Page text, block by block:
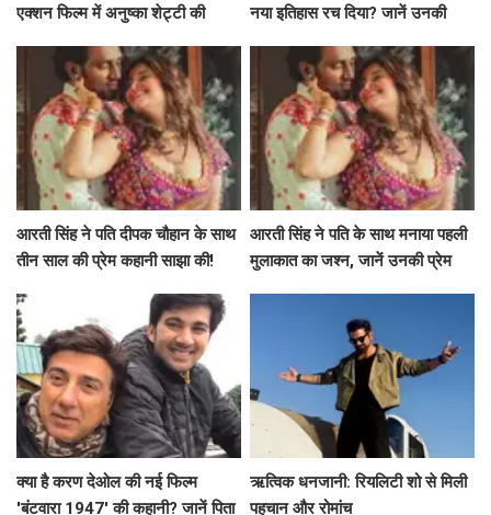
एक्शन फिल्म में अनुष्का शेट्टी की
नया इतिहास रच दिया? जानें उनकी
आरती सिंह ने पति दीपक चौहान के साथ
तीन साल की प्रेम कहानी साझा की!
आरती सिंह ने पति के साथ मनाया पहली
मुलाकात का जश्न, जानें उनकी प्रेम
क्या है करण देओल की नई फिल्म
'बंटवारा 1947' की कहानी? जानें पिता
ऋत्विक धनजानी: रियलिटी शो से मिली
पहचान और रोमांच